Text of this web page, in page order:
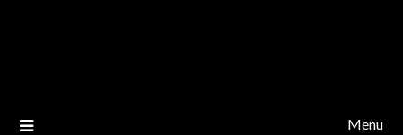
Menu